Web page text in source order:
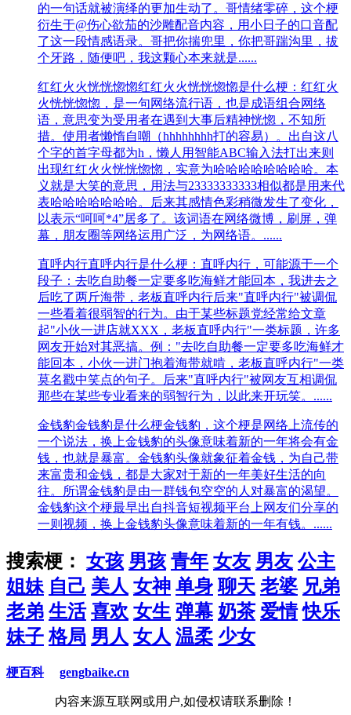
的一句话就被演绎的更加生动了。哥情绪零碎，这个梗
衍生于@伤心欲茄的沙雕配音内容，用小日子的口音配
了这一段情感语录。哥把你揣兜里，你把哥踹沟里，拔
个牙路，随便吧，我这颗心本来就是......
红红火火恍恍惚惚红红火火恍恍惚惚是什么梗：红红火
火恍恍惚惚，是一句网络流行语，也是成语组合网络
语，意思变为受用者在遇到大事后精神恍惚，不知所
措。使用者懒惰自嘲（hhhhhhhh打的容易）。出自这八
个字的首字母都为h，懒人用智能ABC输入法打出来则
出现红红火火恍恍惚惚，实意为哈哈哈哈哈哈哈哈。本
义就是大笑的意思，用法与23333333333相似都是用来代
表哈哈哈哈哈哈哈。后来其感情色彩稍微发生了变化，
以表示“呵呵*4”居多了。该词语在网络微博，刷屏，弹
幕，朋友圈等网络运用广泛，为网络语。......
直呼内行直呼内行是什么梗：直呼内行，可能源于一个
段子：去吃自助餐一定要多吃海鲜才能回本，我进去之
后吃了两斤海带，老板直呼内行后来"直呼内行"被调侃
一些看着很弱智的行为。由于某些标题党经常给文章
起"小伙一进店就XXX，老板直呼内行"一类标题，许多
网友开始对其恶搞。例："去吃自助餐一定要多吃海鲜才
能回本，小伙一进门抱着海带就啃，老板直呼内行"一类
莫名戳中笑点的句子。后来"直呼内行"被网友互相调侃
那些在某些专业看来的弱智行为，以此来开玩笑。......
金钱豹金钱豹是什么梗金钱豹，这个梗是网络上流传的
一个说法，换上金钱豹的头像意味着新的一年将会有金
钱，也就是暴富。金钱豹头像就象征着金钱，为自己带
来富贵和金钱，都是大家对于新的一年美好生活的向
往。所谓金钱豹是由一群钱包空空的人对暴富的渴望。
金钱豹这个梗最早出自抖音短视频平台上网友们分享的
一则视频，换上金钱豹头像意味着新的一年有钱。......
搜索梗： 女孩 男孩 青年 女友 男友 公主
姐妹 自己 美人 女神 单身 聊天 老婆 兄弟
老弟 生活 喜欢 女生 弹幕 奶茶 爱情 快乐
妹子 格局 男人 女人 温柔 少女
梗百科 gengbaike.cn
内容来源互联网或用户,如侵权请联系删除！